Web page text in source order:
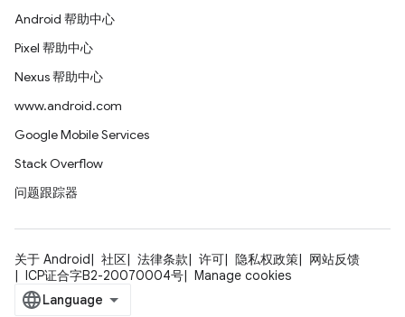
Android 帮助中心
Pixel 帮助中心
Nexus 帮助中心
www.android.com
Google Mobile Services
Stack Overflow
问题跟踪器
关于 Android 社区 法律条款 许可 隐私权政策
网站反馈
ICP证合字B2-20070004号
Manage cookies